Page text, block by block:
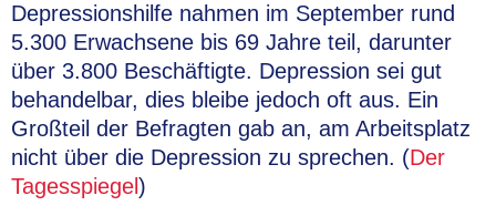
Depressionshilfe nahmen im September rund
5.300 Erwachsene bis 69 Jahre teil, darunter
über 3.800 Beschäftigte. Depression sei gut
behandelbar, dies bleibe jedoch oft aus. Ein
Großteil der Befragten gab an, am Arbeitsplatz
nicht über die Depression zu sprechen. (Der
Tagesspiegel)